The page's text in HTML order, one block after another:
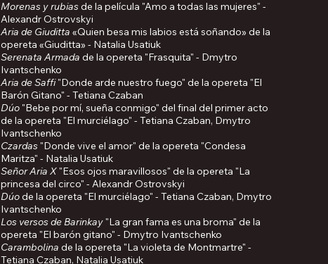
Morenas y rubiasde la película "Amo a todas las mujeres" -
Alexandr Ostrovskyi
Aria de Giuditta «Quien besa mis labios está soñando» de la
opereta «Giuditta» - Natalia Usatiuk
Serenata Armada de la opereta "Frasquita" - Dmytro
Ivantschenko
Aria de Saffi"Donde arde nuestro fuego" de la opereta "El
Barón Gitano" - Tetiana Czaban
Dúo"Bebe por mí, sueña conmigo" del final del primer acto
de la opereta "El murciélago" - Tetiana Czaban, Dmytro
Ivantschenko
Czardas"Donde vive el amor" de la opereta "Condesa
Maritza" - Natalia Usatiuk
Señor Aria X"Esos ojos maravillosos" de la opereta "La
princesa del circo" - Alexandr Ostrovskyi
Dúode la opereta "El murciélago" - Tetiana Czaban, Dmytro
Ivantschenko
Los versos de Barinkay"La gran fama es una broma" de la
opereta "El barón gitano" - Dmytro Ivantschenko
Carambolina de la opereta "La violeta de Montmartre" -
Tetiana Czaban, Natalia Usatiuk